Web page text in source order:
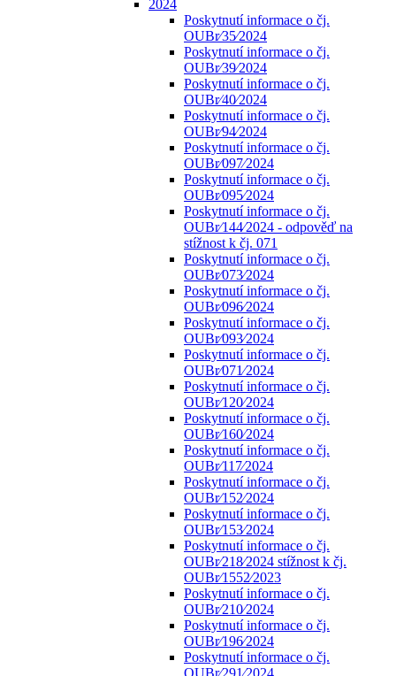
2024
Poskytnutí informace o čj.
OUBr⁄35⁄2024
Poskytnutí informace o čj.
OUBr⁄39⁄2024
Poskytnutí informace o čj.
OUBr⁄40⁄2024
Poskytnutí informace o čj.
OUBr⁄94⁄2024
Poskytnutí informace o čj.
OUBr⁄097⁄2024
Poskytnutí informace o čj.
OUBr⁄095⁄2024
Poskytnutí informace o čj.
OUBr⁄144⁄2024 - odpověď na
stížnost k čj. 071
Poskytnutí informace o čj.
OUBr⁄073⁄2024
Poskytnutí informace o čj.
OUBr⁄096⁄2024
Poskytnutí informace o čj.
OUBr⁄093⁄2024
Poskytnutí informace o čj.
OUBr⁄071⁄2024
Poskytnutí informace o čj.
OUBr⁄120⁄2024
Poskytnutí informace o čj.
OUBr⁄160⁄2024
Poskytnutí informace o čj.
OUBr⁄117⁄2024
Poskytnutí informace o čj.
OUBr⁄152⁄2024
Poskytnutí informace o čj.
OUBr⁄153⁄2024
Poskytnutí informace o čj.
OUBr⁄218⁄2024 stížnost k čj.
OUBr⁄1552⁄2023
Poskytnutí informace o čj.
OUBr⁄210⁄2024
Poskytnutí informace o čj.
OUBr⁄196⁄2024
Poskytnutí informace o čj.
OUBr⁄291⁄2024